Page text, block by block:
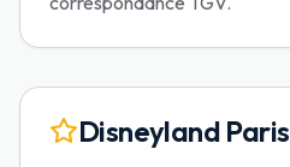
Disneyland Paris